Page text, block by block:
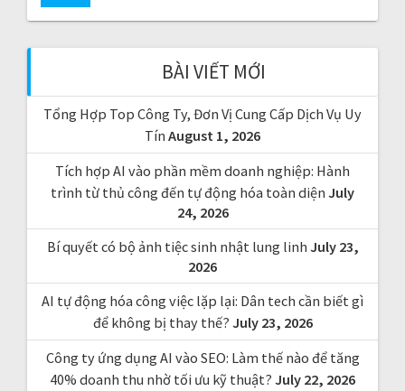
c
o
r
:
BÀI VIẾT MỚI
Tổng Hợp Top Công Ty, Đơn Vị Cung Cấp Dịch Vụ Uy
Tín August 1, 2026
Tích hợp AI vào phần mềm doanh nghiệp: Hành
trình từ thủ công đến tự động hóa toàn diện July
24, 2026
Bí quyết có bộ ảnh tiệc sinh nhật lung linh July 23,
2026
AI tự động hóa công việc lặp lại: Dân tech cần biết gì
để không bị thay thế? July 23, 2026
Công ty ứng dụng AI vào SEO: Làm thế nào để tăng
40% doanh thu nhờ tối ưu kỹ thuật? July 22, 2026